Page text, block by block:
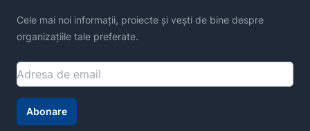
Cele mai noi informații, proiecte și vești de bine despre
organizațiile tale preferate.
Abonare